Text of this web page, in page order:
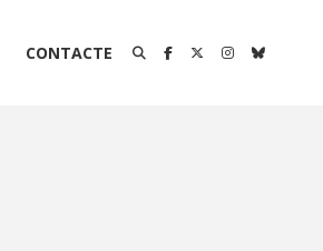
CONTACTE